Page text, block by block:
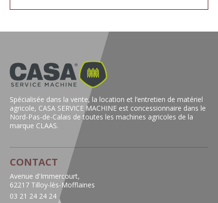
Spécialisée dans la vente, la location et l’entretien de matériel
agricole, CASA SERVICE MACHINE est concessionnaire dans le
Nord-Pas-de-Calais de toutes les machines agricoles de la
marque CLAAS.
CONTACT
Avenue d'Immercourt,
62217 Tilloy-lès-Mofflaines
03 21 24 24 24